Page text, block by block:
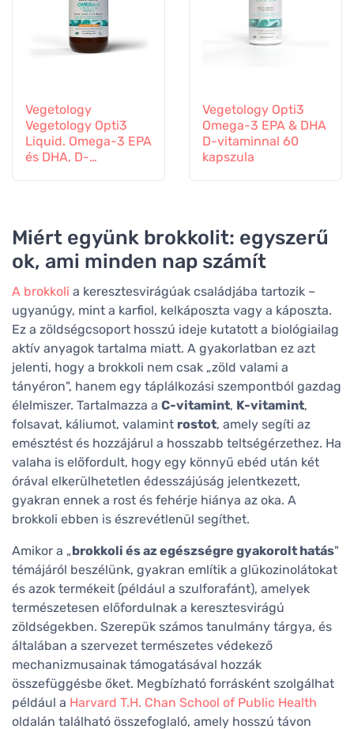
Vegetology
Vegetology Opti3
Liquid. Omega-3 EPA
és DHA, D-
Vegetology Opti3
Omega-3 EPA & DHA
D-vitaminnal 60
kapszula
Miért együnk brokkolit: egyszerű
ok, ami minden nap számít
A brokkoli a keresztesvirágúak családjába tartozik –
ugyanúgy, mint a karfiol, kelkáposzta vagy a káposzta.
Ez a zöldségcsoport hosszú ideje kutatott a biológiailag
aktív anyagok tartalma miatt. A gyakorlatban ez azt
jelenti, hogy a brokkoli nem csak „zöld valami a
tányéron", hanem egy táplálkozási szempontból gazdag
élelmiszer. Tartalmazza a C-vitamint, K-vitamint,
folsavat, káliumot, valamint rostot, amely segíti az
emésztést és hozzájárul a hosszabb teltségérzethez. Ha
valaha is előfordult, hogy egy könnyű ebéd után két
órával elkerülhetetlen édesszájúság jelentkezett,
gyakran ennek a rost és fehérje hiánya az oka. A
brokkoli ebben is észrevétlenül segíthet.
Amikor a „brokkoli és az egészségre gyakorolt hatás"
témájáról beszélünk, gyakran említik a glükozinolátokat
és azok termékeit (például a szulforafánt), amelyek
természetesen előfordulnak a keresztesvirágú
zöldségekben. Szerepük számos tanulmány tárgya, és
általában a szervezet természetes védekező
mechanizmusainak támogatásával hozzák
összefüggésbe őket. Megbízható forrásként szolgálhat
például a Harvard T.H. Chan School of Public Health
oldalán található összefoglaló, amely hosszú távon